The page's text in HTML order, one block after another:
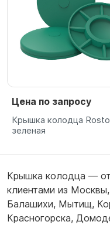
Цена по запросу
Крышка колодца
зеленая
Крышка колодца —
клиентами из Москвы,
Балашихи, Мытищ,
Красногорска,